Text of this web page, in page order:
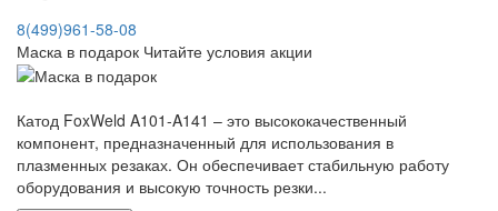
8(499)961-58-08
Маска в подарок Читайте условия акции
Катод FoxWeld A101-A141 – это высококачественный
компонент, предназначенный для использования в
плазменных резаках. Он обеспечивает стабильную работу
оборудования и высокую точность резки...